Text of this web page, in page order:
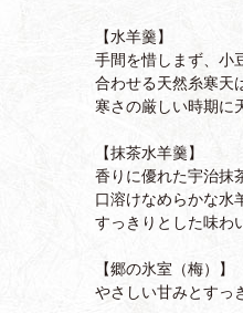
【水羊羹】
手間を惜しまず、小
合わせる天然糸寒天
寒さの厳しい時期に
【抹茶水羊羹】
香りに優れた宇治抹
口溶けなめらかな水
すっきりとした味わ
【郷の氷室（梅）】
やさしい甘みとすっ